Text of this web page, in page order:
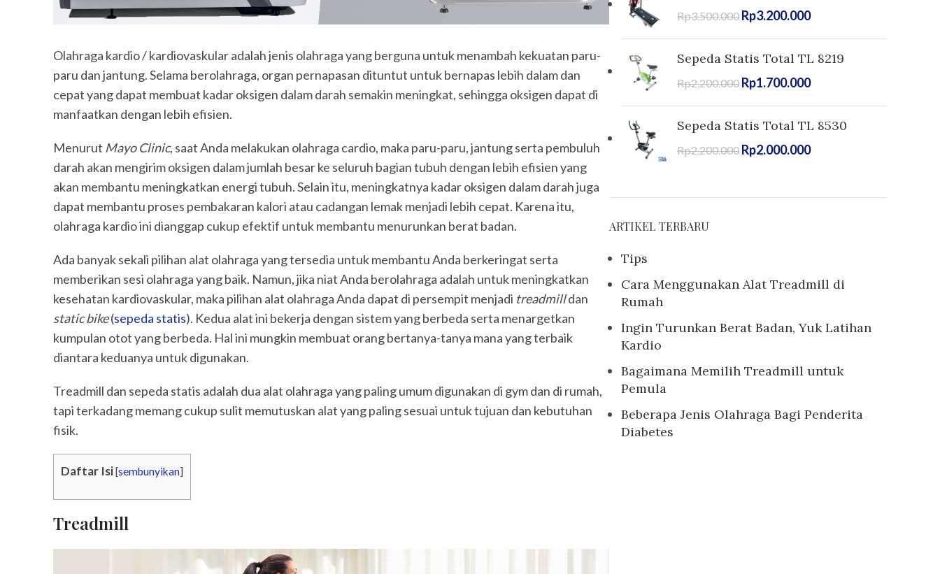
Olahraga kardio / kardiovaskular adalah jenis olahraga yang berguna untuk menambah kekuatan paru-
paru dan jantung. Selama berolahraga, organ pernapasan dituntut untuk bernapas lebih dalam dan
cepat yang dapat membuat kadar oksigen dalam darah semakin meningkat, sehingga oksigen dapat di
manfaatkan dengan lebih efisien.
Menurut Mayo Clinic, saat Anda melakukan olahraga cardio, maka paru-paru, jantung serta pembuluh
darah akan mengirim oksigen dalam jumlah besar ke seluruh bagian tubuh dengan lebih efisien yang
akan membantu meningkatkan energi tubuh. Selain itu, meningkatnya kadar oksigen dalam darah juga
dapat membantu proses pembakaran kalori atau cadangan lemak menjadi lebih cepat. Karena itu,
olahraga kardio ini dianggap cukup efektif untuk membantu menurunkan berat badan.
Ada banyak sekali pilihan alat olahraga yang tersedia untuk membantu Anda berkeringat serta
memberikan sesi olahraga yang baik. Namun, jika niat Anda berolahraga adalah untuk meningkatkan
kesehatan kardiovaskular, maka pilihan alat olahraga Anda dapat di persempit menjadi treadmilldan
static bike(sepeda statis). Kedua alat ini bekerja dengan sistem yang berbeda serta menargetkan
kumpulan otot yang berbeda. Hal ini mungkin membuat orang bertanya-tanya mana yang terbaik
diantara keduanya untuk digunakan.
Treadmill dan sepeda statis adalah dua alat olahraga yang paling umum digunakan di gym dan di rumah,
tapi terkadang memang cukup sulit memutuskan alat yang paling sesuai untuk tujuan dan kebutuhan
fisik.
Daftar Isi[sembunyikan]
Treadmill
Rp3.500.000 Rp3.200.000
Sepeda Statis Total TL 8219
Rp2.200.000 Rp1.700.000
Sepeda Statis Total TL 8530
Rp2.200.000 Rp2.000.000
ARTIKEL TERBARU
Tips
Cara Menggunakan Alat Treadmill di
Rumah
Ingin Turunkan Berat Badan, Yuk Latihan
Kardio
Bagaimana Memilih Treadmill untuk
Pemula
Beberapa Jenis Olahraga Bagi Penderita
Diabetes